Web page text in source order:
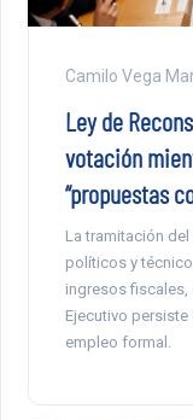
Camilo Vega
Ley de
votación
“propuestas
La tramitación
políticos y
ingresos fiscales,
Ejecutivo persiste
empleo formal.